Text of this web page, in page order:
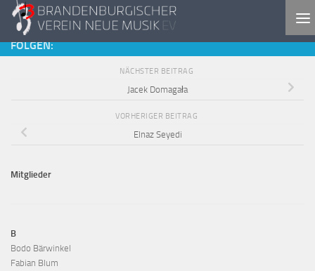
Zum Inhalt springen
FOLGEN:
NÄCHSTER BEITRAG
Jacek Domagała
VORHERIGER BEITRAG
Elnaz Seyedi
Mitglieder
B
Bodo Bärwinkel
Fabian Blum